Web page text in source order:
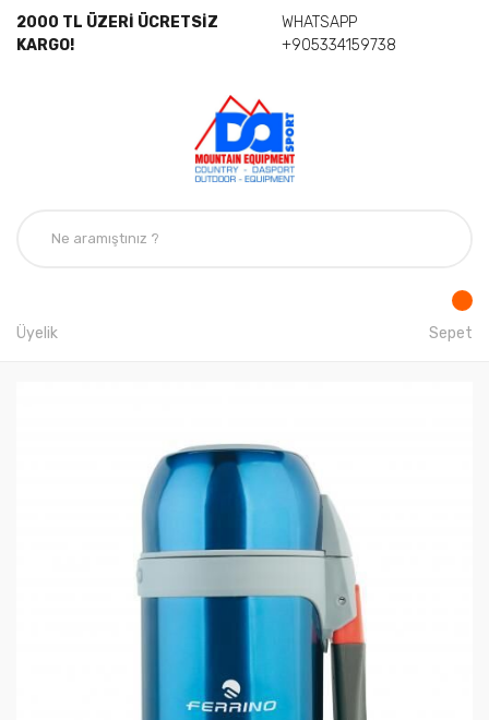
2000 TL ÜZERİ ÜCRETSİZ
KARGO!
WHATSAPP
+905334159738
Üyelik Sepet